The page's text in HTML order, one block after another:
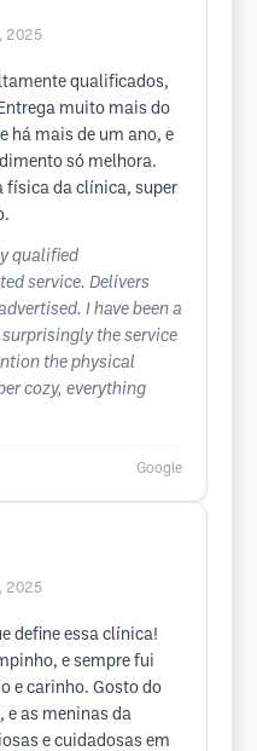
2025
qualificados,
muito mais do
há mais de um ano, e
só melhora.
física da clínica, super
qualified
service. Delivers
I have been a
the service
the physical
cozy, everything
Google
2025
define essa clínica!
e sempre fui
e carinho. Gosto do
e as meninas da
e cuidadosas em